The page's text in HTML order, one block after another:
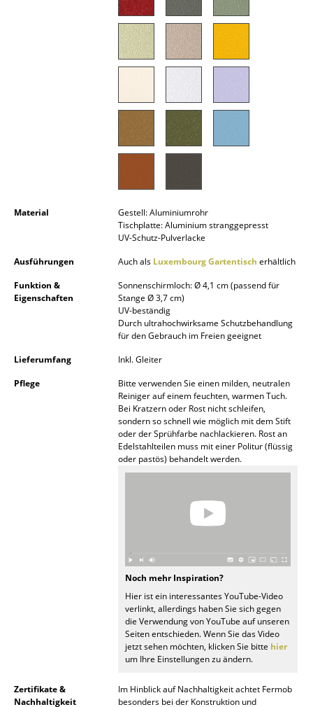
Beistell- & Rollcontainer
... alle Aufbewahrungsmöbel
Hängeleuchten & Deckenleuchten
Schreibtischleuchten
Stehleuchten & Leseleuchten
Outdoor-Leuchten
Nachttische & Bettzubehör
Uhren
Material
Gestell: Aluminiumrohr
Tischplatte: Aluminium stranggepresst
UV-Schutz-Pulverlacke
Ausführungen
Auch als Luxembourg Gartentisch erhältlich
Funktion &
Eigenschaften
Sonnenschirmloch: Ø 4,1 cm (passend für
Stange Ø 3,7 cm)
UV-beständig
Durch ultrahochwirksame Schutzbehandlung
für den Gebrauch im Freien geeignet
Lieferumfang
Inkl. Gleiter
Pflege
Bitte verwenden Sie einen milden, neutralen
Reiniger auf einem feuchten, warmen Tuch.
Bei Kratzern oder Rost nicht schleifen,
sondern so schnell wie möglich mit dem Stift
oder der Sprühfarbe nachlackieren. Rost an
Edelstahlteilen muss mit einer Politur (flüssig
oder pastös) behandelt werden.
Noch mehr Inspiration?
Hier ist ein interessantes YouTube-Video
verlinkt, allerdings haben Sie sich gegen
die Verwendung von YouTube auf unseren
Seiten entschieden. Wenn Sie das Video
jetzt sehen möchten, klicken Sie bitte hier
um Ihre Einstellungen zu ändern.
Zertifikate &
Nachhaltigkeit
Im Hinblick auf Nachhaltigkeit achtet Fermob
besonders bei der Konstruktion und